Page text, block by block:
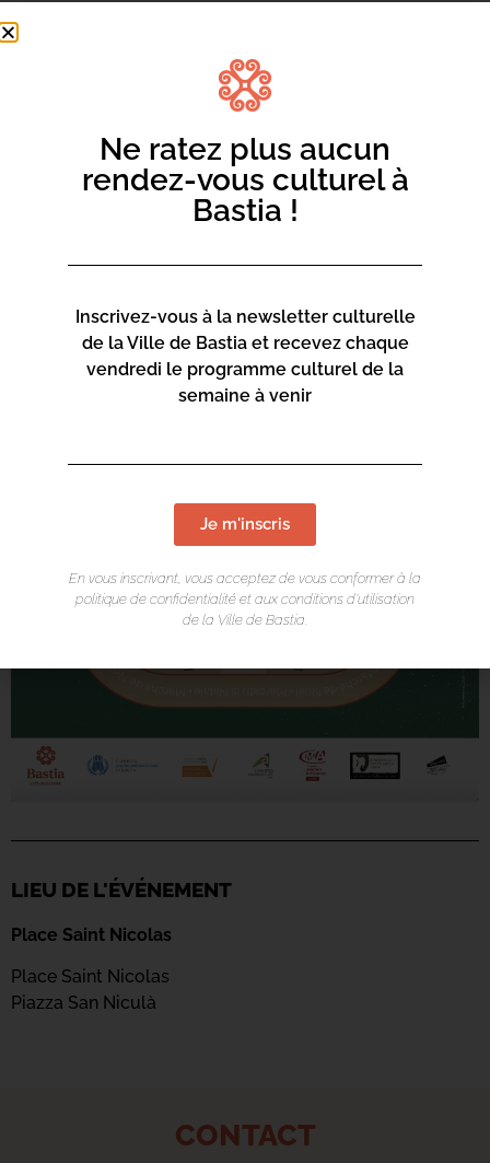
19h à 21h : Millishake
LIEU DE L'ÉVÉNEMENT
Place Saint Nicolas
Place Saint Nicolas
Piazza San Niculà
CONTACT
Ne ratez plus aucun
rendez-vous culturel à
Bastia !
Inscrivez-vous à la newsletter culturelle
de la Ville de Bastia et recevez chaque
vendredi le programme culturel de la
semaine à venir
Je m'inscris
En vous inscrivant, vous acceptez de vous conformer à la
politique de confidentialité et aux conditions d’utilisation
de la Ville de Bastia.